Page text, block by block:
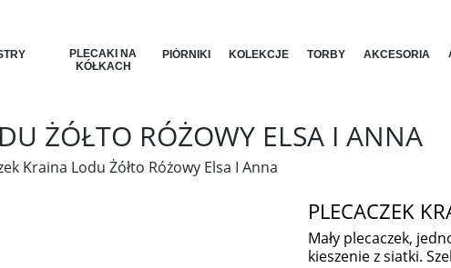
PLECAKI NA
KÓŁKACH
PIÓRNIKI KOLEKCJE TORBY AKCESORIA
ŻÓŁTO RÓŻOWY ELSA I ANNA
Kraina Lodu Żółto Różowy Elsa I Anna
PLECACZEK
Mały plecaczek,
kieszenie z siatki.